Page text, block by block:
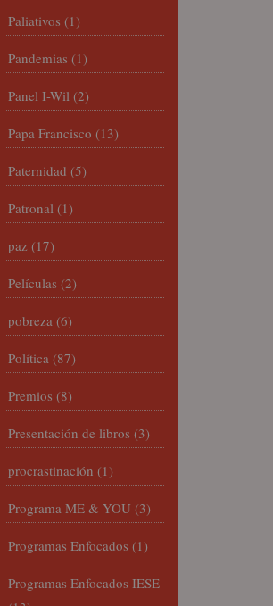
Paliativos (1)
Pandemias (1)
Panel I-Wil (2)
Papa Francisco (13)
Paternidad (5)
Patronal (1)
paz (17)
Películas (2)
pobreza (6)
Política (87)
Premios (8)
Presentación de libros (3)
procrastinación (1)
Programa ME & YOU (3)
Programas Enfocados (1)
Programas Enfocados IESE